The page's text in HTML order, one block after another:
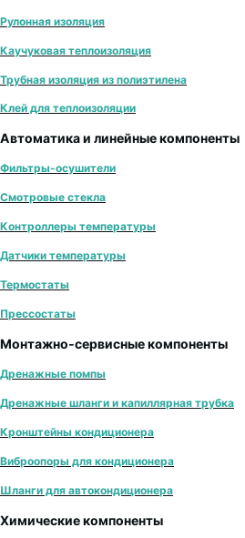
Рулонная изоляция
Каучуковая теплоизоляция
Трубная изоляция из полиэтилена
Клей для теплоизоляции
Автоматика и линейные компоненты
Фильтры-осушители
Смотровые стекла
Контроллеры температуры
Датчики температуры
Термостаты
Прессостаты
Монтажно‑сервисные компоненты
Дренажные помпы
Дренажные шланги и капиллярная трубка
Кронштейны кондиционера
Виброопоры для кондиционера
Шланги для автокондиционера
Химические компоненты